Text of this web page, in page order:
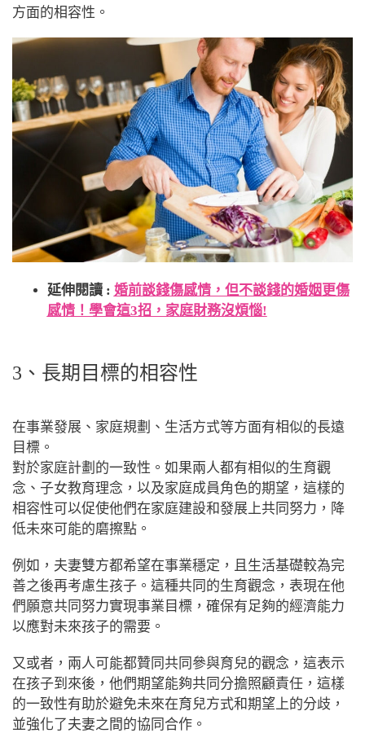
方面的相容性。
延伸閱讀 : 婚前談錢傷感情，但不談錢的婚姻更傷
感情！學會這3招，家庭財務沒煩惱!
3、長期目標的相容性
在事業發展、家庭規劃、生活方式等方面有相似的長遠
目標。
對於家庭計劃的一致性。如果兩人都有相似的生育觀
念、子女教育理念，以及家庭成員角色的期望，這樣的
相容性可以促使他們在家庭建設和發展上共同努力，降
低未來可能的磨擦點。
例如，夫妻雙方都希望在事業穩定，且生活基礎較為完
善之後再考慮生孩子。這種共同的生育觀念，表現在他
們願意共同努力實現事業目標，確保有足夠的經濟能力
以應對未來孩子的需要。
又或者，兩人可能都贊同共同參與育兒的觀念，這表示
在孩子到來後，他們期望能夠共同分擔照顧責任，這樣
的一致性有助於避免未來在育兒方式和期望上的分歧，
並強化了夫妻之間的協同合作。